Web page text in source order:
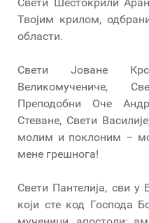
Твојим крилом,
области.
Свети Јоване
Великомучениче,
Преподобни Оче
Стеване, Свети
молим и поклоним –
мене грешнога!
Свети Пантелија, сви у
који сте код Господа